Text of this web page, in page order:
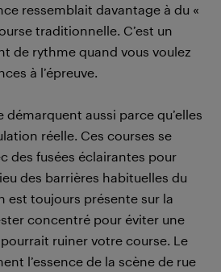
ressemblait davantage à du «
traditionnelle. C’est un
de rythme quand vous voulez
à l’épreuve.
démarquent aussi parce qu’elles
réelle. Ces courses se
des fusées éclairantes pour
des barrières habituelles du
est toujours présente sur la
concentré pour éviter une
ruiner votre course. Le
l’essence de la scène de rue